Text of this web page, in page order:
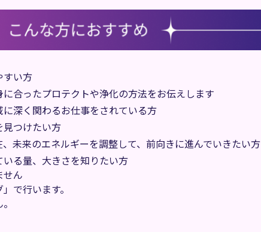
すい方
合ったプロテクトや浄化の方法をお伝えします
深く関わるお仕事をされている方
見つけたい方
未来のエネルギーを調整して、前向きに進んでいきたい方
る量、大きさを知りたい方
せん
で行います。